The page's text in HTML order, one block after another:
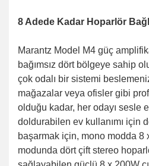
8 Adede Kadar Hoparlör
Marantz Model M4 güç
bağımsız dört bölgeye sahip
çok odalı bir sistemi
mağazalar veya ofisler gibi
olduğu kadar, her odayı sesle
doldurabilen ev kullanımı için
başarmak için, mono modda 8
modunda dört çift stereo